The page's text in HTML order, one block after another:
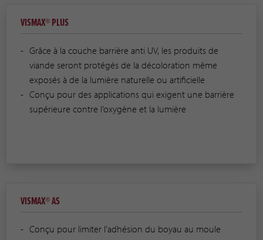
VISMAX® PLUS
Grâce à la couche barrière anti UV, les produits de
viande seront protégés de la décoloration même
exposés à de la lumière naturelle ou artificielle
Conçu pour des applications qui exigent une barrière
supérieure contre l’oxygène et la lumière
VISMAX® AS
Conçu pour limiter l’adhésion du boyau au moule